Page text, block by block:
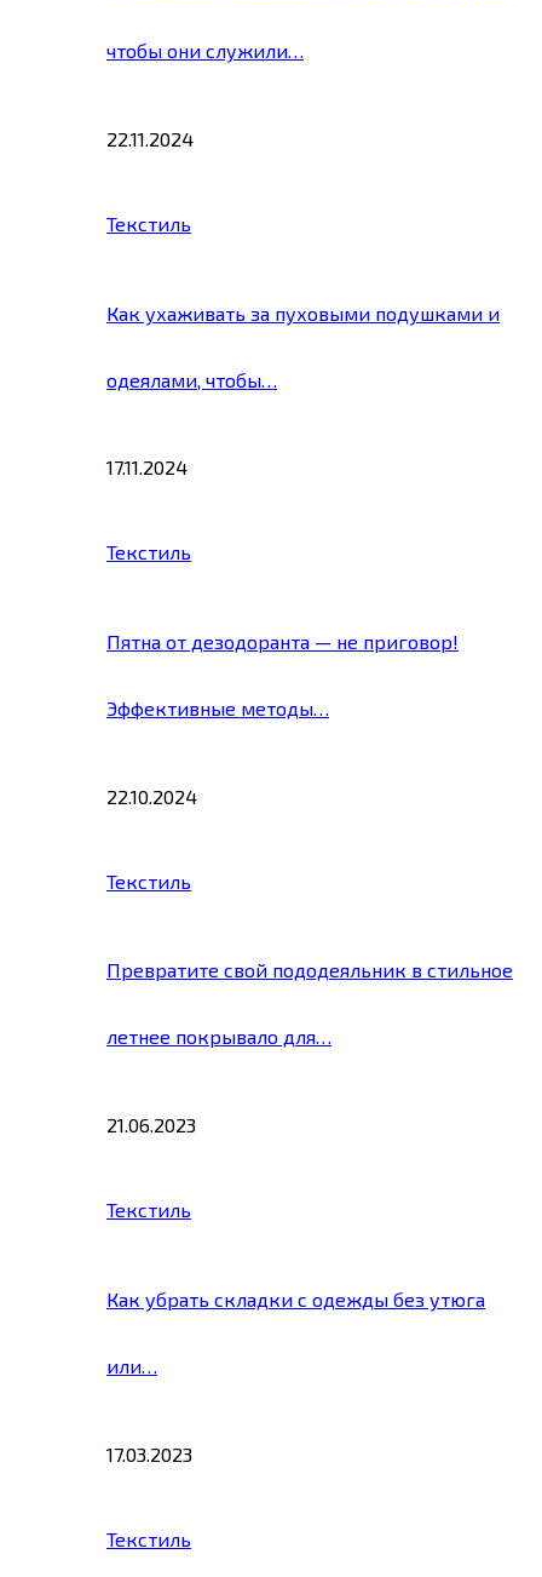
чтобы они служили…
22.11.2024
Текстиль
Как ухаживать за пуховыми подушками и
одеялами, чтобы…
17.11.2024
Текстиль
Пятна от дезодоранта — не приговор!
Эффективные методы…
22.10.2024
Текстиль
Превратите свой пододеяльник в стильное
летнее покрывало для…
21.06.2023
Текстиль
Как убрать складки с одежды без утюга
или…
17.03.2023
Текстиль